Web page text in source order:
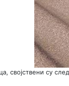
својствени су